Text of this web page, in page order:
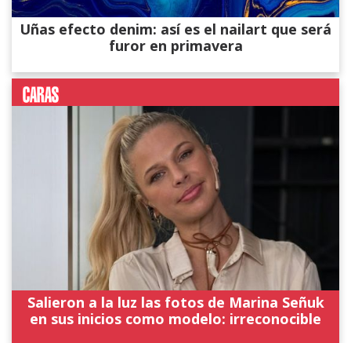
Uñas efecto denim: así es el nailart que será
furor en primavera
Salieron a la luz las fotos de Marina Señuk
en sus inicios como modelo: irreconocible